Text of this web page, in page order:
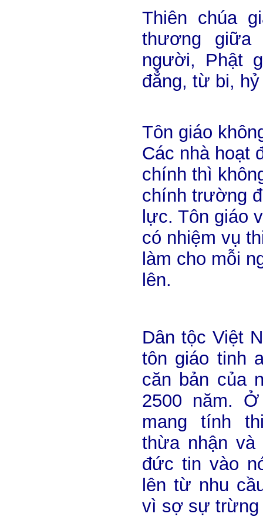
Thiên chúa
thương
người, Phật
đẳng, từ bi,
Tôn giáo
Các nhà hoạt
chính thì
chính trường
lực. Tôn giáo
có nhiệm vụ
làm cho mỗi
lên.
Dân tộc Việt
tôn giáo tinh
căn bản của
2500 năm.
mang tính
thừa nhận
đức tin vào
lên từ nhu
vì sợ sự trừng